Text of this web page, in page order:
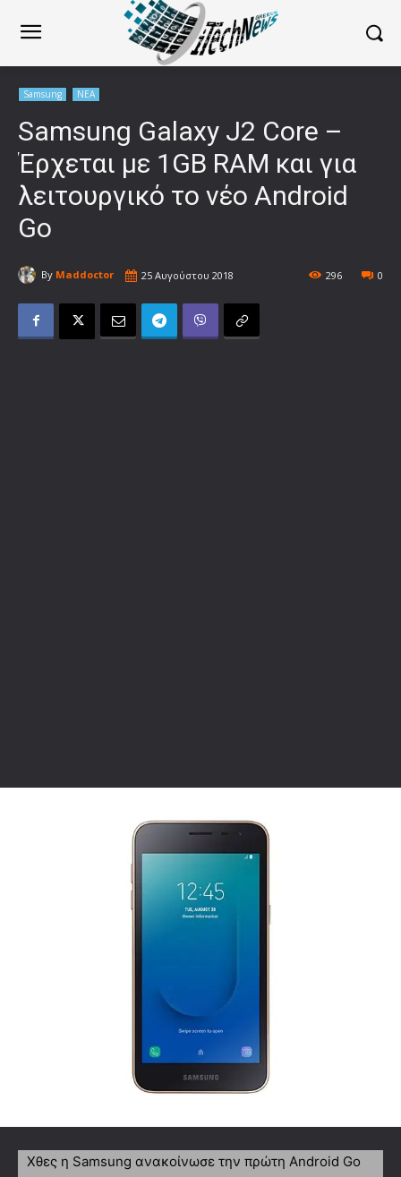
Samsung ΝΕΑ
Samsung Galaxy J2 Core –
Έρχεται με 1GB RAM και για
λειτουργικό το νέο Android
Go
By Maddoctor 25 Αυγούστου 2018 0
296
Χθες η Samsung ανακοίνωσε την πρώτη Android Go